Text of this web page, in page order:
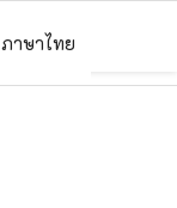
ภาษาไทย